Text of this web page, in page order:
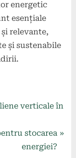
energetic
esențiale
relevante,
și sustenabile
verticale în
stocarea
energiei?